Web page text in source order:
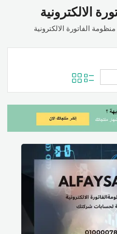
الالكترونية
منظومة الفاتورة الالكترونية